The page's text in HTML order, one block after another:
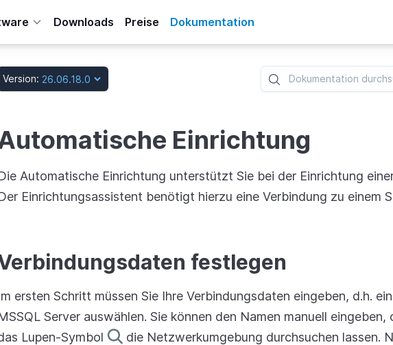
Downloads Preise Dokumentation
Version:
Einrichtung
Automatische Einrichtung unterstützt Sie bei der Einrichtung
Einrichtungsassistent benötigt hierzu eine Verbindung zu einem
festlegen
ersten Schritt müssen Sie Ihre Verbindungsdaten eingeben, d.h.
Server auswählen. Sie können den Namen manuell
Lupen-Symbol
die Netzwerkumgebung durchsuchen lassen.